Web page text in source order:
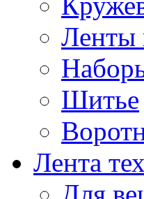
Ленты
Шитье
Лента